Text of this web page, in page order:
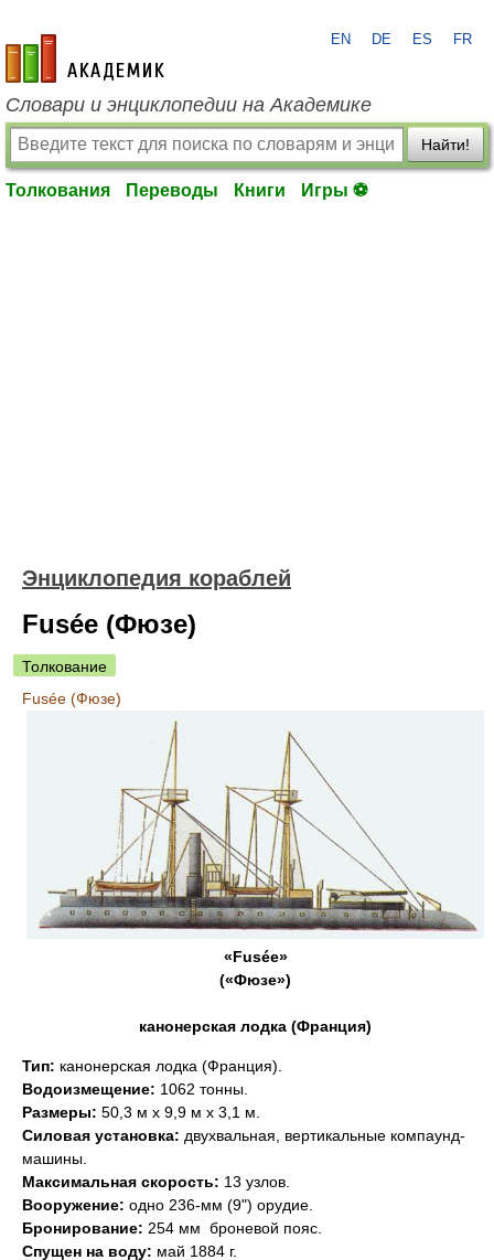
academic.ru
EN DE ES FR
Словари и энциклопедии на Академике
Найти!
Толкования Переводы Книги Игры ⚽
Энциклопедия кораблей
Fusée (Фюзе)
Толкование
Fusée (Фюзе)
«Fusée»
(«Фюзе»)
канонерская лодка (Франция)
Тип: канонерская лодка (Франция).
Водоизмещение: 1062 тонны.
Размеры: 50,3 м х 9,9 м х 3,1 м.
Силовая установка: двухвальная, вертикальные компаунд-
машины.
Максимальная скорость: 13 узлов.
Вооружение: одно 236-мм (9") орудие.
Бронирование: 254 мм  броневой пояс.
Спущен на воду: май 1884 г.